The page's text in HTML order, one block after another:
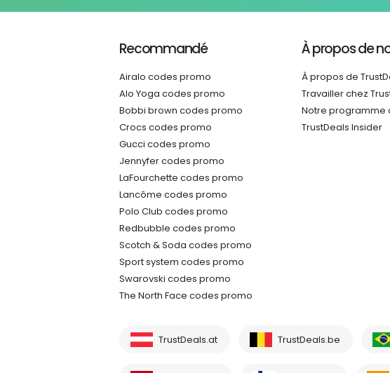
Recommandé
Airalo codes promo
Alo Yoga codes promo
Bobbi brown codes promo
Crocs codes promo
Gucci codes promo
Jennyfer codes promo
LaFourchette codes promo
Lancôme codes promo
Polo Club codes promo
Redbubble codes promo
Scotch & Soda codes promo
Sport system codes promo
Swarovski codes promo
The North Face codes promo
À propos de
À propos de
Travailler chez
Notre programme
TrustDeals Insider
TrustDeals.at TrustDeals.be